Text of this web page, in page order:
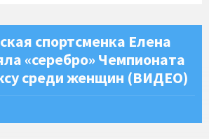
спортсменка Елена
«серебро» Чемпионата
среди женщин (ВИДЕО)